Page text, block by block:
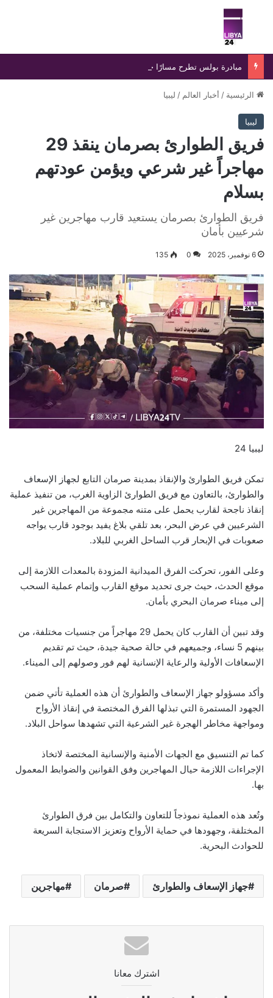
بحث عن
مبادرة بولس تطرح مسارًا جديدًا لإنهاء الانسداد السياسي في ليبيا
الرئيسية / أخبار العالم / ليبيا
ليبيا
فريق الطوارئ بصرمان ينقذ 29
مهاجراً غير شرعي ويؤمن عودتهم
بسلام
فريق الطوارئ بصرمان يستعيد قارب مهاجرين غير
شرعيين بأمان
6 نوفمبر، 2025 0
135
ليبيا 24
تمكن فريق الطوارئ والإنقاذ بمدينة صرمان التابع لجهاز الإسعاف
والطوارئ، بالتعاون مع فريق الطوارئ الزاوية الغرب، من تنفيذ عملية
إنقاذ ناجحة لقارب يحمل على متنه مجموعة من المهاجرين غير
الشرعيين في عرض البحر، بعد تلقي بلاغ يفيد بوجود قارب يواجه
صعوبات في الإبحار قرب الساحل الغربي للبلاد.
وعلى الفور، تحركت الفرق الميدانية المزودة بالمعدات اللازمة إلى
موقع الحدث، حيث جرى تحديد موقع القارب وإتمام عملية السحب
إلى ميناء صرمان البحري بأمان.
وقد تبين أن القارب كان يحمل 29 مهاجراً من جنسيات مختلفة، من
بينهم 5 نساء، وجميعهم في حالة صحية جيدة، حيث تم تقديم
الإسعافات الأولية والرعاية الإنسانية لهم فور وصولهم إلى الميناء.
وأكد مسؤولو جهاز الإسعاف والطوارئ أن هذه العملية تأتي ضمن
الجهود المستمرة التي تبذلها الفرق المختصة في إنقاذ الأرواح
ومواجهة مخاطر الهجرة غير الشرعية التي تشهدها سواحل البلاد.
كما تم التنسيق مع الجهات الأمنية والإنسانية المختصة لاتخاذ
الإجراءات اللازمة حيال المهاجرين وفق القوانين والضوابط المعمول
بها.
وتُعد هذه العملية نموذجاً للتعاون والتكامل بين فرق الطوارئ
المختلفة، وجهودها في حماية الأرواح وتعزيز الاستجابة السريعة
للحوادث البحرية.
جهاز الإسعاف والطوارئ صرمان مهاجرين
اشترك معانا